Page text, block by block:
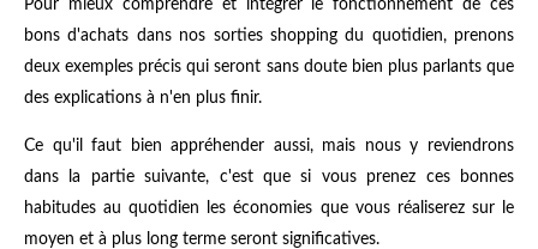
Pour mieux comprendre et intégrer le fonctionnement de ces
bons d'achats dans nos sorties shopping du quotidien, prenons
deux exemples précis qui seront sans doute bien plus parlants que
des explications à n'en plus finir.
Ce qu'il faut bien appréhender aussi, mais nous y reviendrons
dans la partie suivante, c'est que si vous prenez ces bonnes
habitudes au quotidien les économies que vous réaliserez sur le
moyen et à plus long terme seront significatives.